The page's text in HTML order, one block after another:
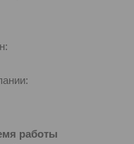
работы